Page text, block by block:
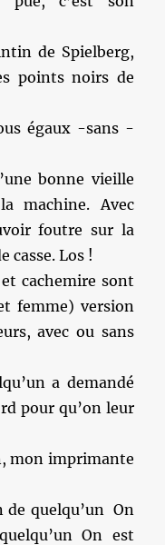
de Spielberg,
points noirs de
égaux -sans -
bonne vieille
machine. Avec
foutre sur la
casse. Los !
cachemire sont
femme) version
avec ou sans
a demandé
pour qu’on leur
mon imprimante
de quelqu’un On
On est